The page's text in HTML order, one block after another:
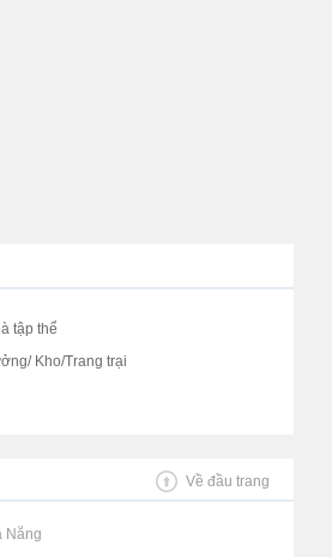
tập thể
Kho/Trang trại
Về đầu trang
Nẵng